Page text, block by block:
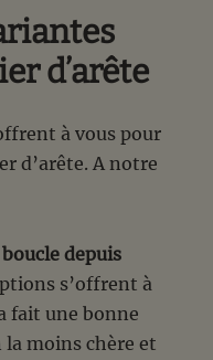
d’arête
à vous pour
d’arête. A notre
depuis
s’offrent à
fait une bonne
la moins chère et